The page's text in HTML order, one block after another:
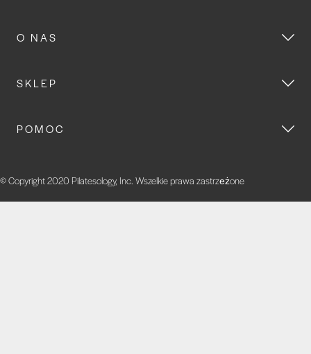
O NAS
SKLEP
POMOC
© Copyright 2020 Pilatesology, Inc. Wszelkie prawa zastrzeżone